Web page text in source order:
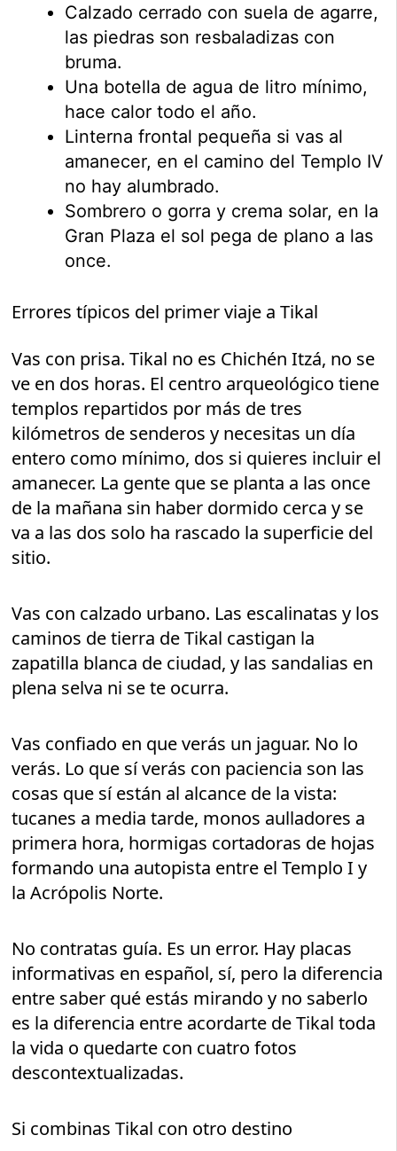
Calzado cerrado con suela de agarre,
las piedras son resbaladizas con
bruma.
Una botella de agua de litro mínimo,
hace calor todo el año.
Linterna frontal pequeña si vas al
amanecer, en el camino del Templo IV
no hay alumbrado.
Sombrero o gorra y crema solar, en la
Gran Plaza el sol pega de plano a las
once.
Errores típicos del primer viaje a Tikal
Vas con prisa. Tikal no es Chichén Itzá, no se
ve en dos horas. El centro arqueológico tiene
templos repartidos por más de tres
kilómetros de senderos y necesitas un día
entero como mínimo, dos si quieres incluir el
amanecer. La gente que se planta a las once
de la mañana sin haber dormido cerca y se
va a las dos solo ha rascado la superficie del
sitio.
Vas con calzado urbano. Las escalinatas y los
caminos de tierra de Tikal castigan la
zapatilla blanca de ciudad, y las sandalias en
plena selva ni se te ocurra.
Vas confiado en que verás un jaguar. No lo
verás. Lo que sí verás con paciencia son las
cosas que sí están al alcance de la vista:
tucanes a media tarde, monos aulladores a
primera hora, hormigas cortadoras de hojas
formando una autopista entre el Templo I y
la Acrópolis Norte.
No contratas guía. Es un error. Hay placas
informativas en español, sí, pero la diferencia
entre saber qué estás mirando y no saberlo
es la diferencia entre acordarte de Tikal toda
la vida o quedarte con cuatro fotos
descontextualizadas.
Si combinas Tikal con otro destino